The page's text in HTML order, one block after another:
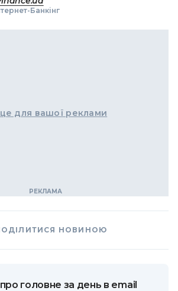
Банкінг
для вашої реклами
НОВИНОЮ
головне за день в email